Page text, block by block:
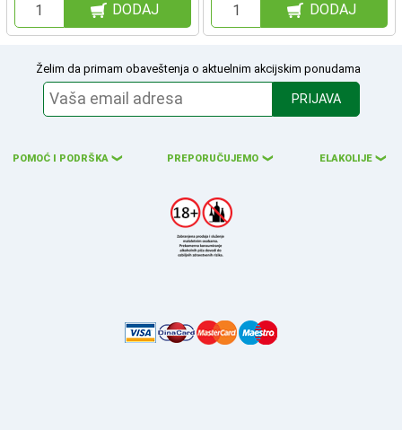
DODAJ DODAJ
Želim da primam obaveštenja o aktuelnim akcijskim ponudama
PRIJAVA
POMOĆ I PODRŠKA ❮ PREPORUČUJEMO ❮ ELAKOLIJE ❮